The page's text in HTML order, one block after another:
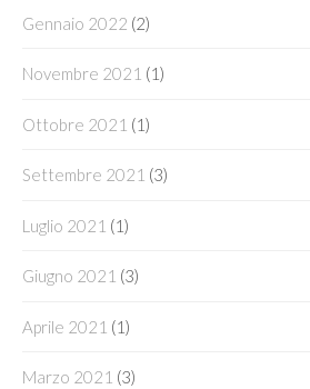
Gennaio 2022 (2)
Novembre 2021 (1)
Ottobre 2021 (1)
Settembre 2021 (3)
Luglio 2021 (1)
Giugno 2021 (3)
Aprile 2021 (1)
Marzo 2021 (3)